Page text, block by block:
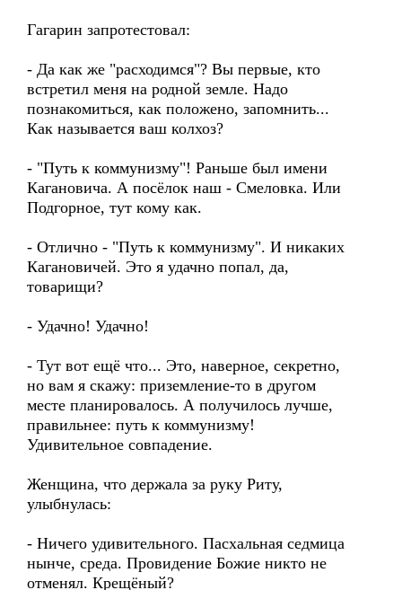
Гагарин запротестовал:
- Да как же "расходимся"? Вы первые, кто
встретил меня на родной земле. Надо
познакомиться, как положено, запомнить...
Как называется ваш колхоз?
- "Путь к коммунизму"! Раньше был имени
Кагановича. А посёлок наш - Смеловка. Или
Подгорное, тут кому как.
- Отлично - "Путь к коммунизму". И никаких
Кагановичей. Это я удачно попал, да,
товарищи?
- Удачно! Удачно!
- Тут вот ещё что... Это, наверное, секретно,
но вам я скажу: приземление-то в другом
месте планировалось. А получилось лучше,
правильнее: путь к коммунизму!
Удивительное совпадение.
Женщина, что держала за руку Риту,
улыбнулась:
- Ничего удивительного. Пасхальная седмица
нынче, среда. Провидение Божие никто не
отменял. Крещёный?